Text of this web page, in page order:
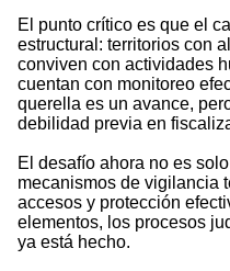
El punto crítico es que el
estructural: territorios con
conviven con actividades
cuentan con monitoreo
querella es un avance,
debilidad previa en
El desafío ahora no es
mecanismos de vigilancia
accesos y protección
elementos, los procesos
ya está hecho.